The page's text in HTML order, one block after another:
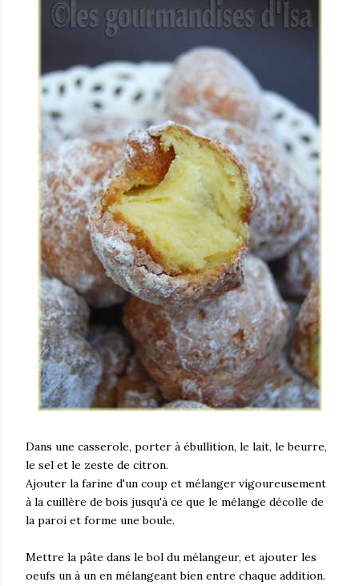
Dans une casserole, porter à ébullition, le lait, le beurre,
le sel et le zeste de citron.
Ajouter la farine d'un coup et mélanger vigoureusement
à la cuillère de bois jusqu'à ce que le mélange décolle de
la paroi et forme une boule.
Mettre la pâte dans le bol du mélangeur, et ajouter les
oeufs un à un en mélangeant bien entre chaque addition.